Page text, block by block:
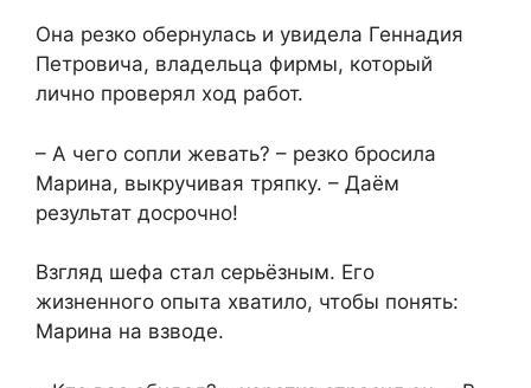
Она резко обернулась и увидела Геннадия
Петровича, владельца фирмы, который
лично проверял ход работ.
– А чего сопли жевать? – резко бросила
Марина, выкручивая тряпку. – Даём
результат досрочно!
Взгляд шефа стал серьёзным. Его
жизненного опыта хватило, чтобы понять:
Марина на взводе.